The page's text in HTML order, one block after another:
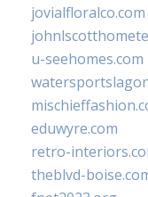
jovialfloralco.com
u-seehomes.com
eduwyre.com
retro-
theblvd-